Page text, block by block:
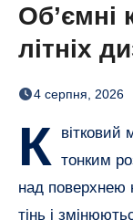
Об’ємні
літніх
4 серпня, 2026
К
вітковий
тонким
над поверхнею
тінь і